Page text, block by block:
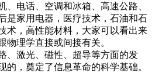
、电话、空调和冰箱、高速公路、
是家用电器，医疗技术，石油和石
术，高性能材料，大家可以看出来
物理学直接或间接有关。
、激光、磁性、超导等方面的发
的，奠定了信息革命的科学基础。